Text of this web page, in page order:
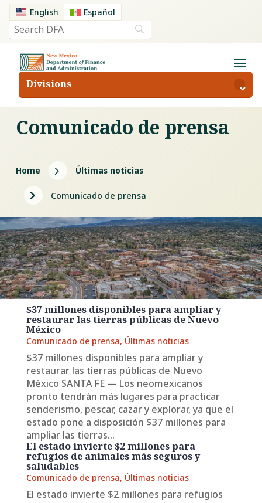
English Español
Divisions
Comunicado de prensa
Home 5 Últimas noticias
5 Comunicado de prensa
$37 millones disponibles para ampliar y
restaurar las tierras públicas de Nuevo
México
Comunicado de prensa, Últimas noticias
$37 millones disponibles para ampliar y
restaurar las tierras públicas de Nuevo
México SANTA FE — Los neomexicanos
pronto tendrán más lugares para practicar
senderismo, pescar, cazar y explorar, ya que el
estado pone a disposición $37 millones para
ampliar las tierras...
El estado invierte $2 millones para
refugios de animales más seguros y
saludables
Comunicado de prensa, Últimas noticias
El estado invierte $2 millones para refugios